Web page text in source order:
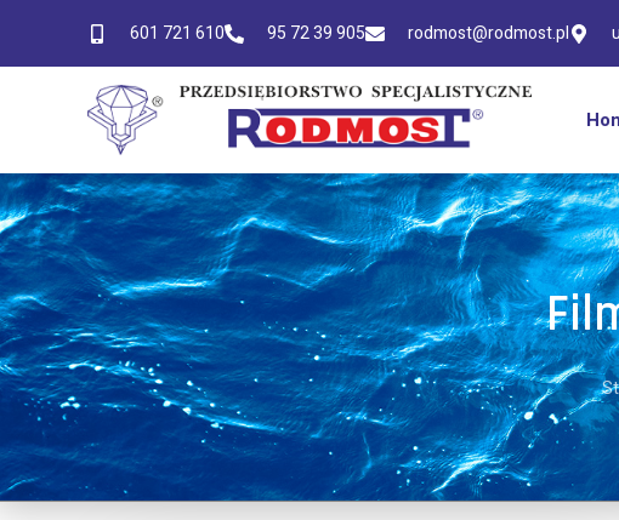
601 721 610 95 72 39 905 rodmost@rodmost.pl